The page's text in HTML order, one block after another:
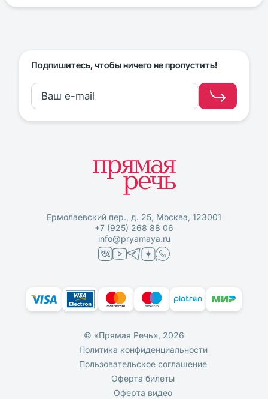
Подпишитесь, чтобы ничего не пропустить!
Ермолаевский пер., д. 25, Москва, 123001
+7 (925) 268 88 06
info@pryamaya.ru
© «Прямая Речь», 2026
Политика конфиденциальности
Пользовательское соглашение
Оферта билеты
Оферта видео